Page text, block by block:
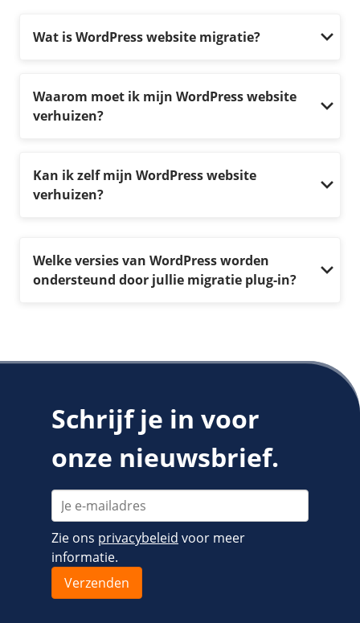
Wat is WordPress website migratie?
Waarom moet ik mijn WordPress website
verhuizen?
Kan ik zelf mijn WordPress website
verhuizen?
Welke versies van WordPress worden
ondersteund door jullie migratie plug-in?
Schrijf je in voor
onze nieuwsbrief.
Zie ons privacybeleid voor meer
informatie.